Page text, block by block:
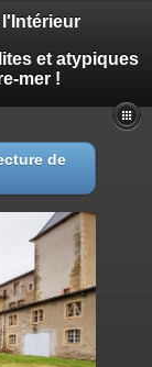
et atypiques
mer !
de